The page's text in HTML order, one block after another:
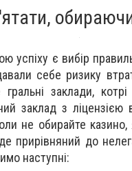
успіху є вибір
себе ризику
заклади,
заклад з
не обирайте
прирівняний до
наступні: